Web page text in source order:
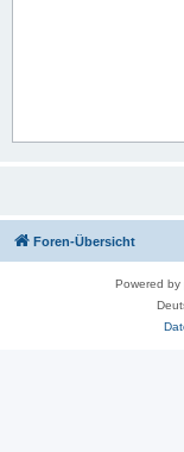
Foren-Übersicht
Powered by